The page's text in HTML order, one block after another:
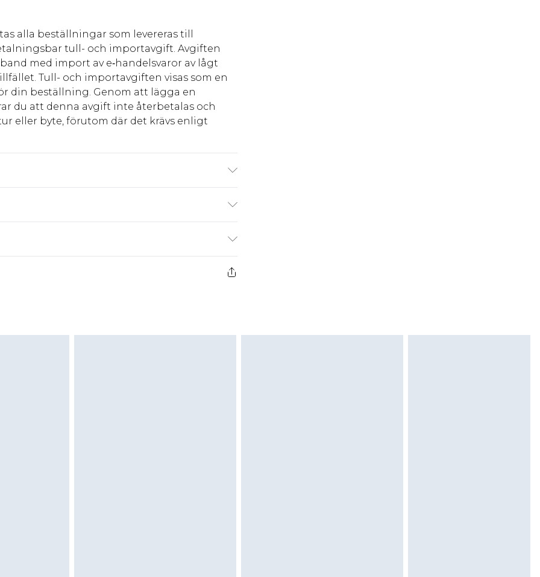
alla beställningar som levereras till
tull- och importavgift. Avgiften
med import av e‑handelsvaror av lågt
Tull- och importavgiften visas som en
din beställning. Genom att lägga en
du att denna avgift inte återbetalas och
eller byte, förutom där det krävs enligt
kr80
kr239
badkläder eller underkläder om